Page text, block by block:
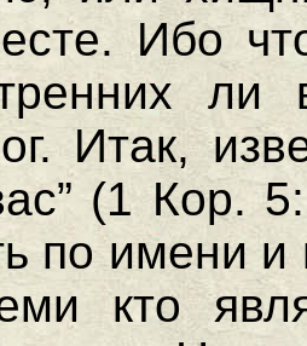
Ибо
ли
Итак,
(1 Кор.
по имени и
кто